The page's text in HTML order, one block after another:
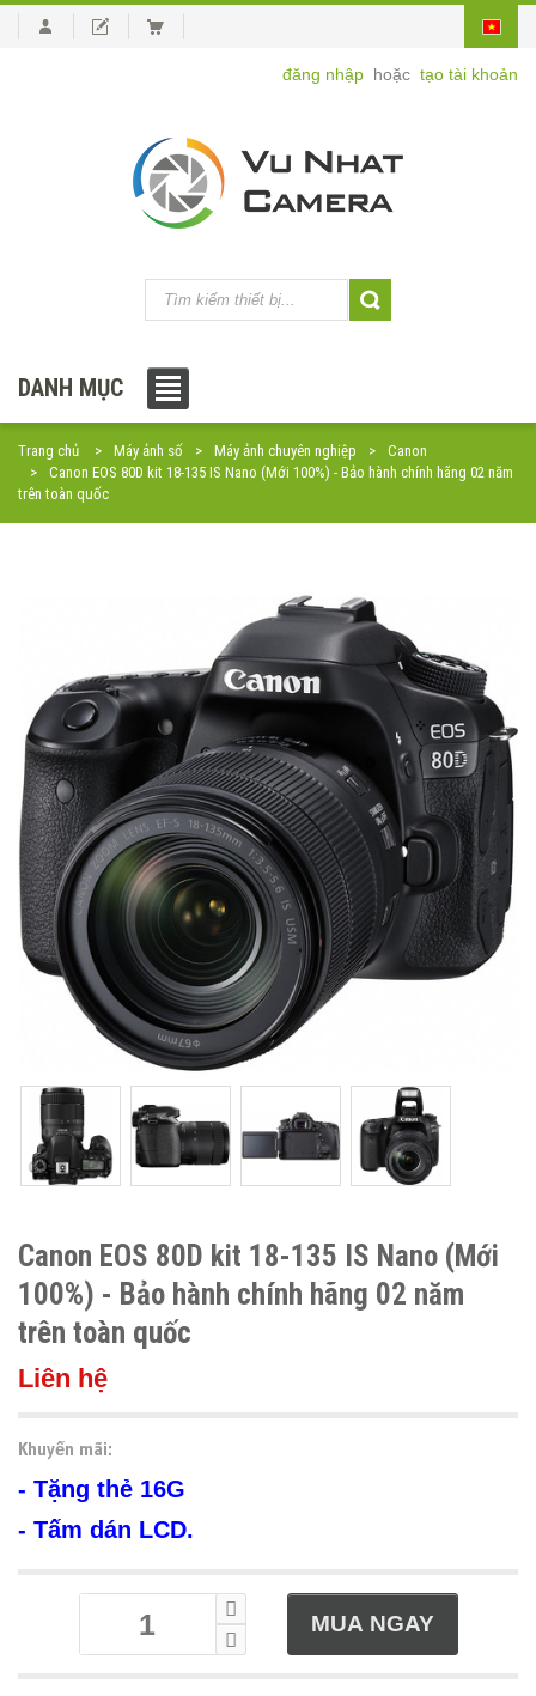
đăng nhập hoặc tạo tài khoản
DANH MỤC
Trang chủ Máy ảnh số Máy ảnh chuyên nghiệp
Canon
Canon EOS 80D kit 18-135 IS Nano (Mới 100%) - Bảo hành chính hãng 02 năm
trên toàn quốc
Canon EOS 80D kit 18-135 IS Nano (Mới
100%) - Bảo hành chính hãng 02 năm
trên toàn quốc
Liên hệ
Khuyến mãi:
- Tặng thẻ 16G
- Tấm dán LCD.